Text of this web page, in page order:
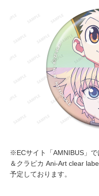
※ECサイト「AMNIBUS」
＆クラピカ Ani-Art clear
予定しております。